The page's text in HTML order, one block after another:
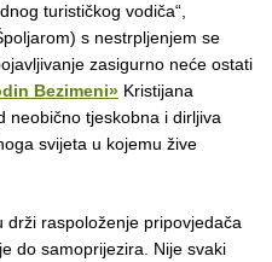
turističkog vodiča“,
s nestrpljenjem se
zasigurno neće ostati
Bezimeni» Kristijana
neobično tjeskobna i dirljiva
svijeta u kojemu žive
drži raspoloženje pripovjedača
do samoprijezira. Nije svaki